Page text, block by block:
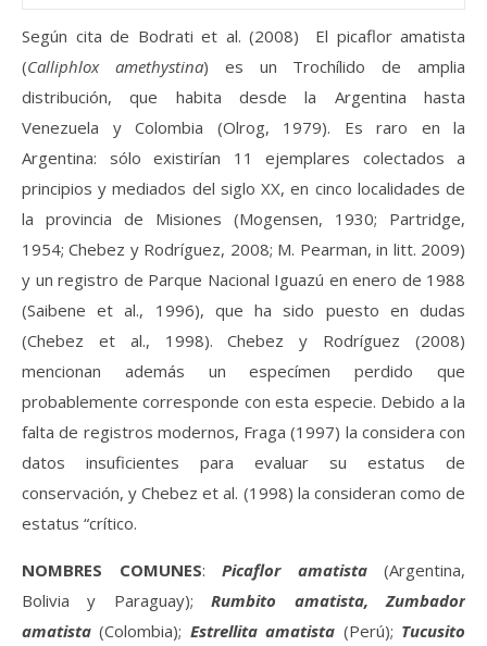
Según cita de Bodrati et al. (2008) El picaflor amatista
(Calliphlox amethystina) es un Trochílido de amplia
distribución, que habita desde la Argentina hasta
Venezuela y Colombia (Olrog, 1979). Es raro en la
Argentina: sólo existirían 11 ejemplares colectados a
principios y mediados del siglo XX, en cinco localidades de
la provincia de Misiones (Mogensen, 1930; Partridge,
1954; Chebez y Rodríguez, 2008; M. Pearman, in litt. 2009)
y un registro de Parque Nacional Iguazú en enero de 1988
(Saibene et al., 1996), que ha sido puesto en dudas
(Chebez et al., 1998). Chebez y Rodríguez (2008)
mencionan además un especímen perdido que
probablemente corresponde con esta especie. Debido a la
falta de registros modernos, Fraga (1997) la considera con
datos insuficientes para evaluar su estatus de
conservación, y Chebez et al. (1998) la consideran como de
estatus “crítico.
NOMBRES COMUNES: Picaflor amatista(Argentina,
Bolivia y Paraguay);Rumbito amatista, Zumbador
amatista (Colombia); Estrellita amatista (Perú); Tucusito